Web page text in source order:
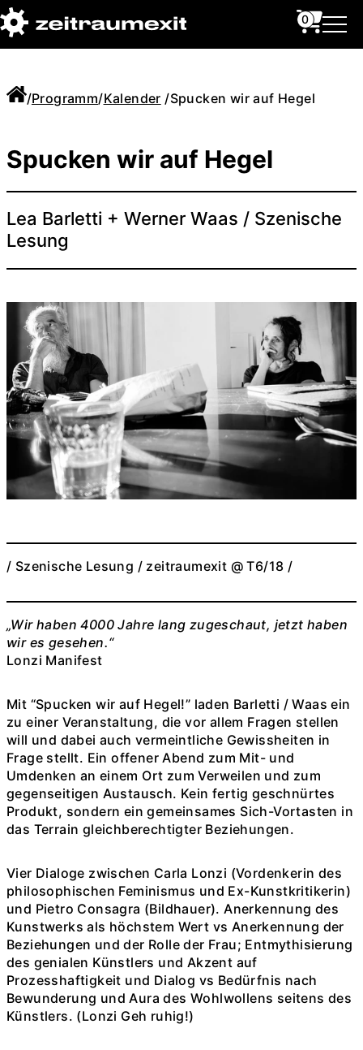
0
/Programm/Kalender /Spucken wir auf Hegel
Spucken wir auf Hegel
Lea Barletti + Werner Waas / Szenische
Lesung
/ Szenische Lesung / zeitraumexit @ T6/18 /
„Wir haben 4000 Jahre lang zugeschaut, jetzt haben
wir es gesehen.“
Lonzi Manifest
Mit “Spucken wir auf Hegel!” laden Barletti / Waas ein
zu einer Veranstaltung, die vor allem Fragen stellen
will und dabei auch vermeintliche Gewissheiten in
Frage stellt. Ein offener Abend zum Mit- und
Umdenken an einem Ort zum Verweilen und zum
gegenseitigen Austausch. Kein fertig geschnürtes
Produkt, sondern ein gemeinsames Sich-Vortasten in
das Terrain gleichberechtigter Beziehungen.
Vier Dialoge zwischen Carla Lonzi (Vordenkerin des
philosophischen Feminismus und Ex-Kunstkritikerin)
und Pietro Consagra (Bildhauer). Anerkennung des
Kunstwerks als höchstem Wert vs Anerkennung der
Beziehungen und der Rolle der Frau; Entmythisierung
des genialen Künstlers und Akzent auf
Prozesshaftigkeit und Dialog vs Bedürfnis nach
Bewunderung und Aura des Wohlwollens seitens des
Künstlers. (Lonzi Geh ruhig!)